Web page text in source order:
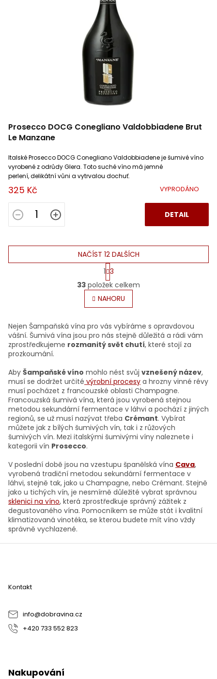
Prosecco DOCG Conegliano Valdobbiadene Brut
Le Manzane
VYPRODÁNO
325 Kč
DETAIL
Italské Prosecco DOCG Conegliano Valdobbiadene je šumivé víno
vyrobené z odrůdy Glera. Toto suché víno má jemné
perlení, delikátní vůni a vytrvalou dochuť.
O
v
l
á
a
c
í
v
k
y
v
ý
p
s
NAČÍST 12 DALŠÍCH
S
t
r
á
n
k
v
á
n
í
1 3
33 položek celkem
NAHORU
Nejen Šampaňská vína pro vás vybíráme s opravdovou
vášní. Šumivá vína jsou pro nás stejně důležitá a rádi vám
zprostředkujeme rozmanitý svět chutí, které stojí za
prozkoumání.
Aby Šampaňské víno mohlo nést svůj vznešený název,
musí se dodržet určité výrobní procesy a hrozny vinné révy
musí pocházet z francouzské oblasti Champagne.
Francouzská šumivá vína, která jsou vyrobená stejnou
metodou sekundární fermentace v láhvi a pochází z jiných
regionů, se už musí nazývat třeba Crémant. Vybírat
můžete jak z bílých šumivých vín, tak i z růžových
šumivých vín. Mezi italskými šumivými víny naleznete i
kategorii vín Prosecco.
V poslední době jsou na vzestupu španělská vína Cava,
vyrobená tradiční metodou sekundární fermentace v
láhvi, stejně tak, jako u Champagne, nebo Crémant. Stejně
jako u tichých vín, je nesmírně důležité vybrat správnou
sklenici na víno, která zprostředkuje správný zážitek z
degustovaného vína. Pomocníkem se může stát i kvalitní
klimatizovaná vinotéka, se kterou budete mít víno vždy
správně vychlazené.
Z
Kontakt
info@dobravina.cz
+420 733 552 823
Nakupování